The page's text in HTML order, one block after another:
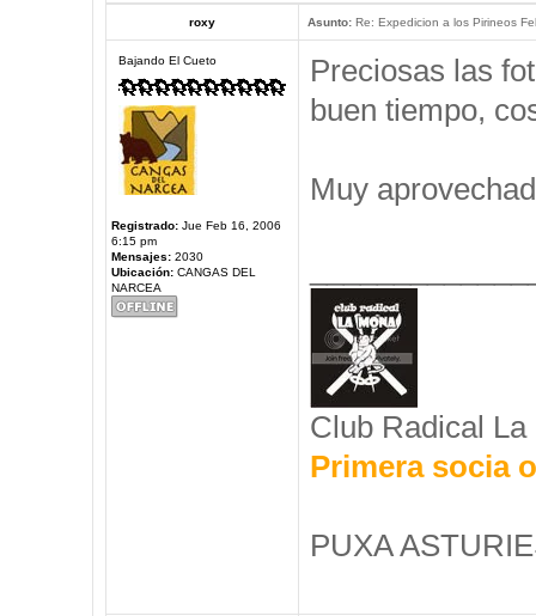
roxy Asunto:Re: Expedicion a los Pirineos
Bajando El Cueto
Registrado:Jue Feb 16, 2006
6:15 pm
Mensajes:2030
Ubicación:CANGAS DEL
NARCEA
Preciosas las
buen tiempo,
Muy
Club Radical La
Primera socia
PUXA